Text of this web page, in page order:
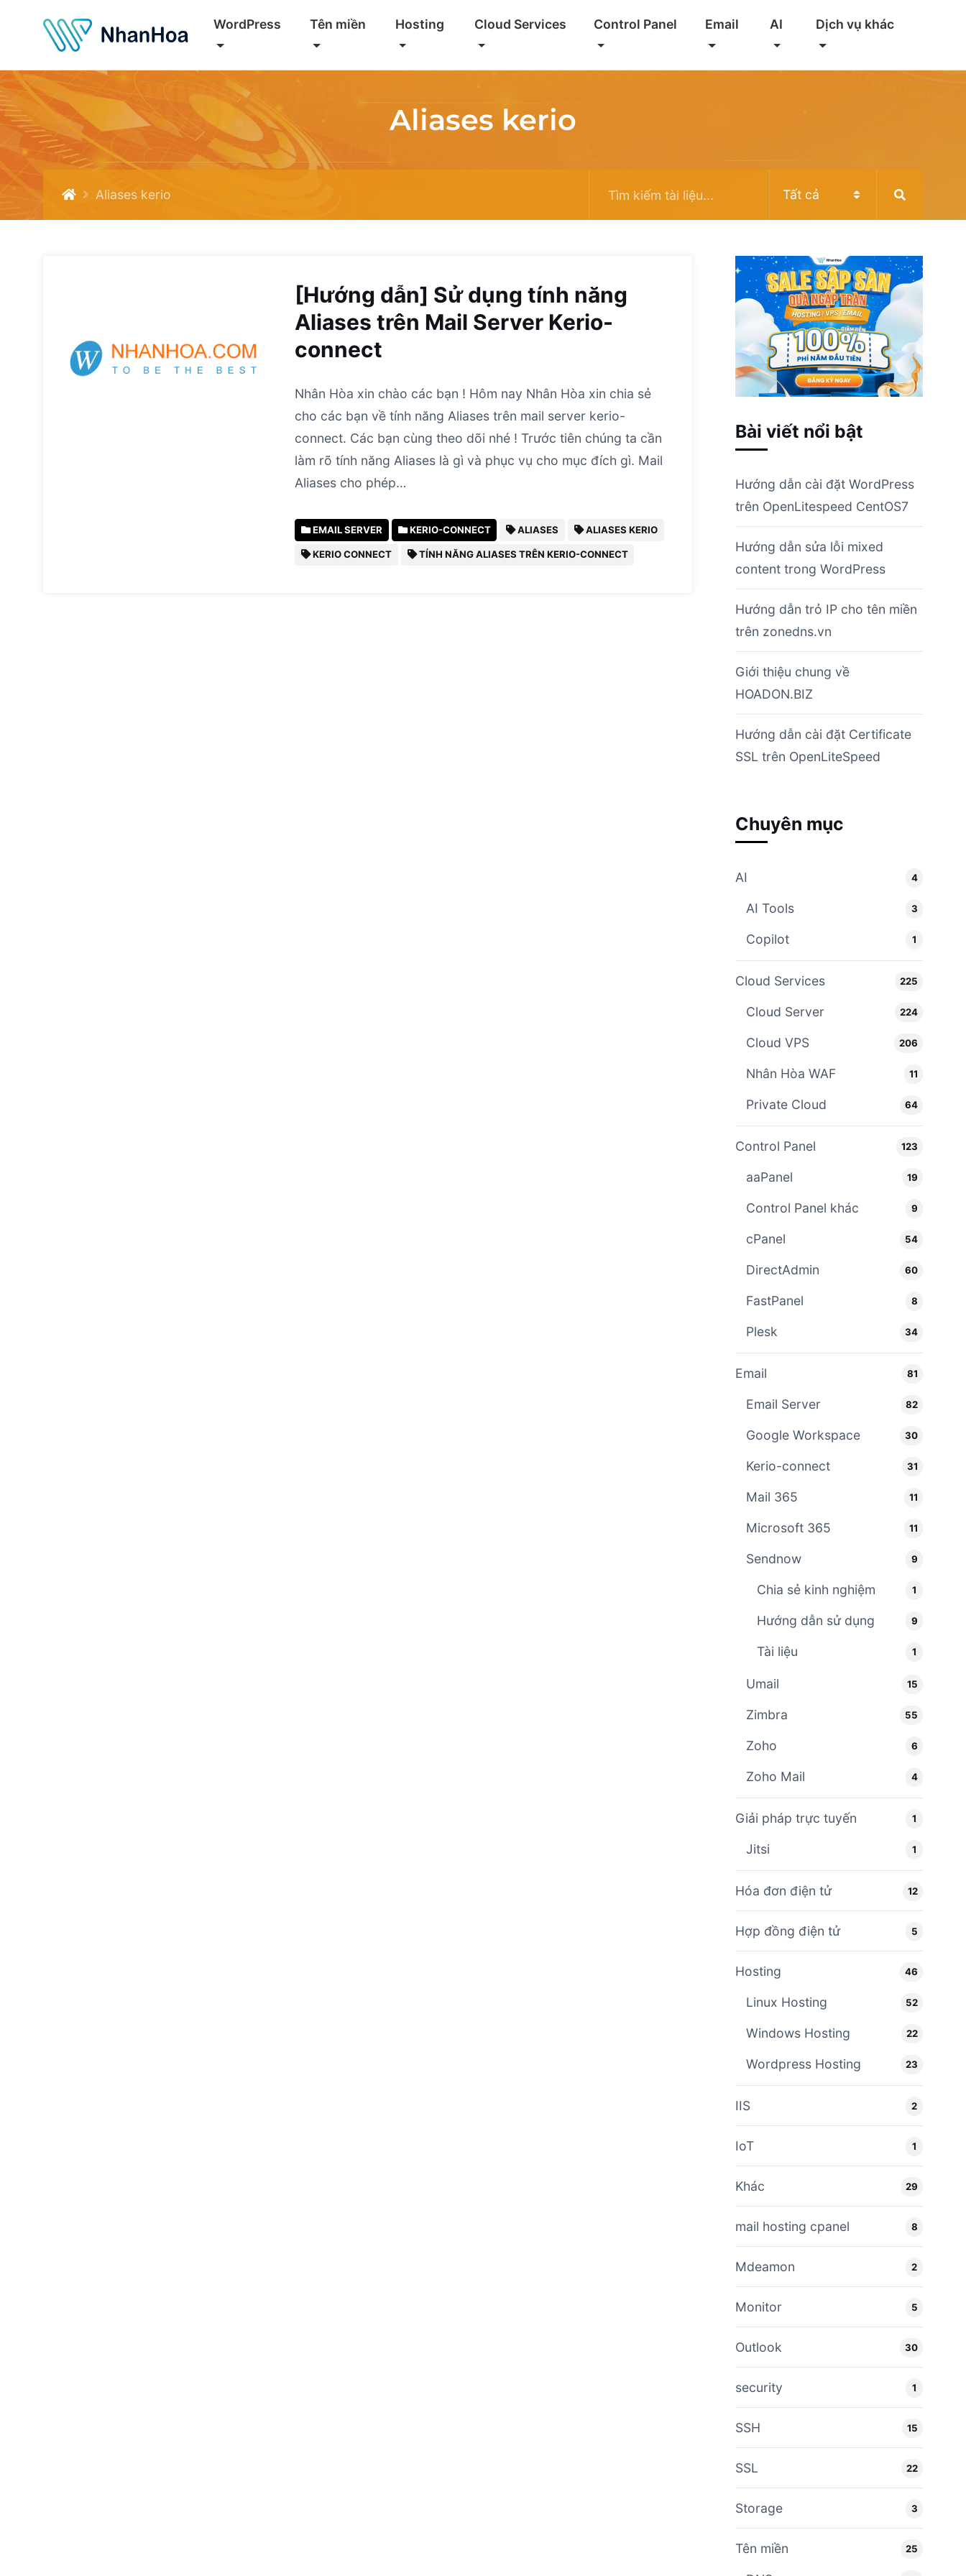
WordPress Tên miền Hosting Cloud Services Control Panel Email AI Dịch vụ khác
Aliases kerio
Aliases kerio
[Hướng dẫn] Sử dụng tính năng
Aliases trên Mail Server Kerio-
connect
Nhân Hòa xin chào các bạn ! Hôm nay Nhân Hòa xin chia sẻ
cho các bạn về tính năng Aliases trên mail server kerio-
connect. Các bạn cùng theo dõi nhé ! Trước tiên chúng ta cần
làm rõ tính năng Aliases là gì và phục vụ cho mục đích gì. Mail
Aliases cho phép…
EMAIL SERVER KERIO-CONNECT ALIASES ALIASES KERIO
KERIO CONNECT TÍNH NĂNG ALIASES TRÊN KERIO-CONNECT
Bài viết nổi bật
Hướng dẫn cài đặt WordPress
trên OpenLitespeed CentOS7
Hướng dẫn sửa lỗi mixed
content trong WordPress
Hướng dẫn trỏ IP cho tên miền
trên zonedns.vn
Giới thiệu chung về
HOADON.BIZ
Hướng dẫn cài đặt Certificate
SSL trên OpenLiteSpeed
Chuyên mục
AI 4
AI Tools 3
Copilot 1
Cloud Services 225
Cloud Server 224
Cloud VPS 206
Nhân Hòa WAF 11
Private Cloud 64
Control Panel 123
aaPanel 19
Control Panel khác 9
cPanel 54
DirectAdmin 60
FastPanel 8
Plesk 34
Email 81
Email Server 82
Google Workspace 30
Kerio-connect 31
Mail 365 11
Microsoft 365 11
Sendnow 9
Chia sẻ kinh nghiệm 1
Hướng dẫn sử dụng 9
Tài liệu 1
Umail 15
Zimbra 55
Zoho 6
Zoho Mail 4
Giải pháp trực tuyến 1
Jitsi 1
Hóa đơn điện tử 12
Hợp đồng điện tử 5
Hosting 46
Linux Hosting 52
Windows Hosting 22
Wordpress Hosting 23
IIS 2
IoT 1
Khác 29
mail hosting cpanel 8
Mdeamon 2
Monitor 5
Outlook 30
security 1
SSH 15
SSL 22
Storage 3
Tên miền 25